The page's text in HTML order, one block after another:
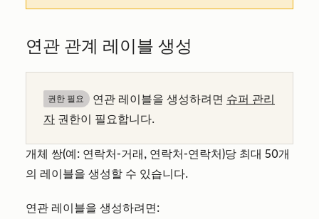
연관 관계 레이블 생성
권한 필요 연관 레이블을 생성하려면 슈퍼 관리
자 권한이 필요합니다.
개체 쌍(예: 연락처-거래, 연락처-연락처)당 최대 50개
의 레이블을 생성할 수 있습니다.
연관 레이블을 생성하려면: